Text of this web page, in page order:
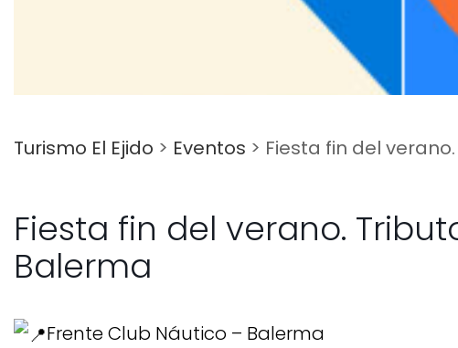
Turismo El Ejido > Eventos > Fiesta fin del
Fiesta fin del verano.
Balerma
Frente Club Náutico – Balerma